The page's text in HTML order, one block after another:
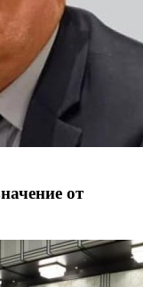
от